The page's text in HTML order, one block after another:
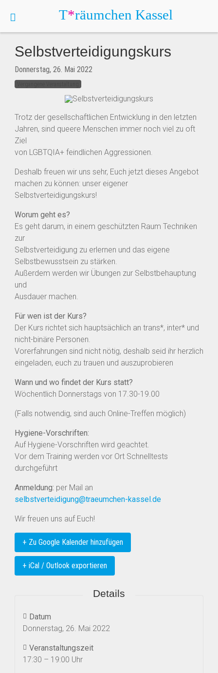
Selbstverteidigungskurs
Donnerstag, 26. Mai 2022
Trotz der gesellschaftlichen Entwicklung in den letzten
Jahren, sind queere Menschen immer noch viel zu oft
Ziel
von LGBTQIA+ feindlichen Aggressionen.
Deshalb freuen wir uns sehr, Euch jetzt dieses Angebot
machen zu können: unser eigener
Selbstverteidigungskurs!
Worum geht es?
Es geht darum, in einem geschützten Raum Techniken
zur
Selbstverteidigung zu erlernen und das eigene
Selbstbewusstsein zu stärken.
Außerdem werden wir Übungen zur Selbstbehauptung
und
Ausdauer machen.
Für wen ist der Kurs?
Der Kurs richtet sich hauptsächlich an trans*, inter* und
nicht-binäre Personen.
Vorerfahrungen sind nicht nötig, deshalb seid ihr herzlich
eingeladen, euch zu trauen und auszuprobieren
Wann und wo findet der Kurs statt?
Wöchentlich Donnerstags von 17.30-19.00
(Falls notwendig, sind auch Online-Treffen möglich)
Hygiene-Vorschriften:
Auf Hygiene-Vorschriften wird geachtet.
Vor dem Training werden vor Ort Schnelltests
durchgeführt
Anmeldung: per Mail an
selbstverteidigung@traeumchen-kassel.de
Wir freuen uns auf Euch!
+ Zu Google Kalender hinzufügen
+ iCal / Outlook exportieren
Details
Datum
Donnerstag, 26. Mai 2022
Veranstaltungszeit
17:30 – 19:00 Uhr
T*räumchen Kassel